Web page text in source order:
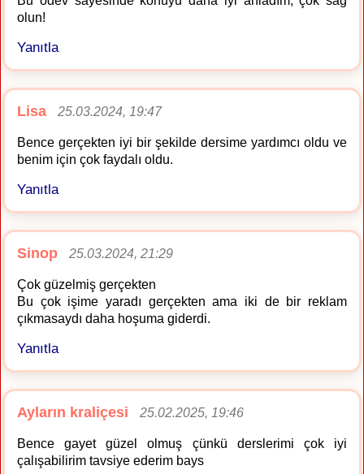
olun!
Yanıtla
Lisa 25.03.2024, 19:47
Bence gerçekten iyi bir şekilde dersime yardımcı oldu ve
benim için çok faydalı oldu.
Yanıtla
Sinop 25.03.2024, 21:29
Çok güzelmiş gerçekten
Bu çok işime yaradı gerçekten ama iki de bir reklam
çıkmasaydı daha hoşuma giderdi.
Yanıtla
Ayların kraliçesi 25.02.2025, 19:46
Bence gayet güzel olmuş çünkü derslerimi çok iyi
çalışabilirim tavsiye ederim bays